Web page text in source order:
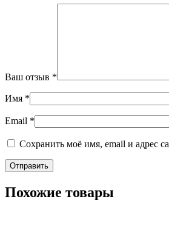
Ваш отзыв *
Имя *
Email *
Сохранить моё имя, email и адрес
Похожие товары